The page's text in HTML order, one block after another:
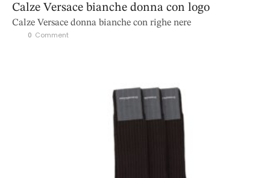
Calze Versace bianche donna con logo
Calze Versace donna bianche con righe nere
0 Comment